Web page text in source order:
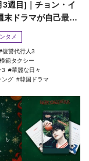
3週目]｜チョン・イ
末ドラマが自己最高
！
タメ
復讐代行人3
範タクシー
3
華麗な日々
ング
韓国ドラマ